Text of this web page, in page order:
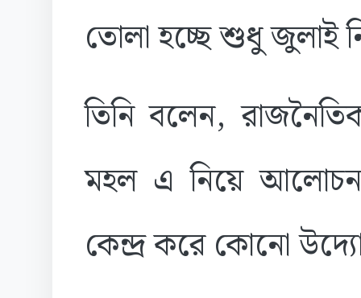
তোলা হচ্ছে শুধু জুলাই
তিনি বলেন,
মহল এ নিয়ে
কেন্দ্র করে কোনো